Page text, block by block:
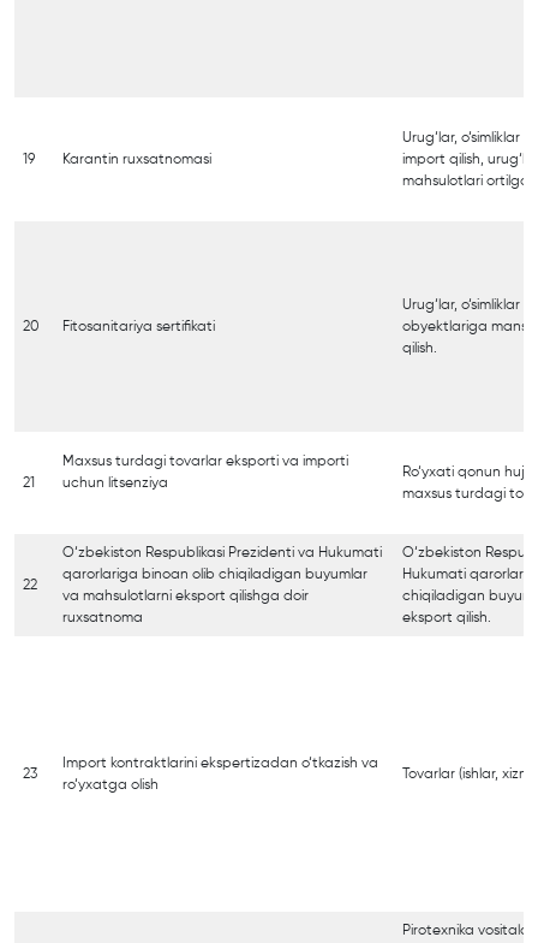
19 Karantin ruxsatnomasi
Urug‘lar, o‘simliklar
import qilish,
mahsulotlari
20 Fitosanitariya sertifikati
Urug‘lar, o‘simliklar
obyektlariga
qilish.
21
Maxsus turdagi tovarlar eksporti va importi
uchun litsenziya
Ro‘yxati qonun
maxsus turdagi
22
O‘zbekiston Respublikasi Prezidenti va Hukumati
qarorlariga binoan olib chiqiladigan buyumlar
va mahsulotlarni eksport qilishga doir
ruxsatnoma
O‘zbekiston
Hukumati
chiqiladigan
eksport qilish.
23
Import kontraktlarini ekspertizadan o‘tkazish va
ro‘yxatga olish
Tovarlar (ishlar,
Pirotexnika